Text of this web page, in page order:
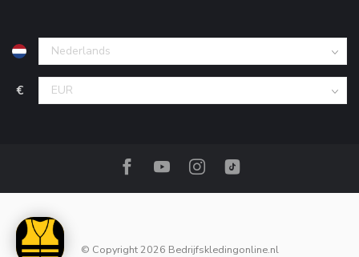
€
© Copyright 2026 Bedrijfskledingonline.nl